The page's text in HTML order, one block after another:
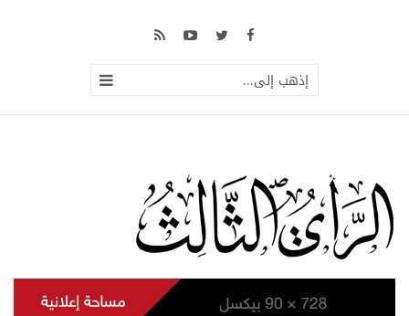
إذهب إلى...